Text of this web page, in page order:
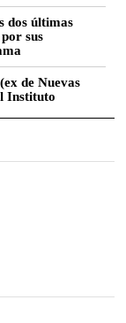
dos últimas
sus
de Nuevas
Instituto